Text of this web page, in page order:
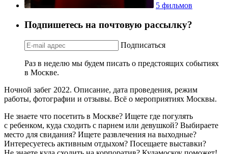
5 фильмов
Подпишетесь на почтовую рассылку?
Подписаться
Раз в неделю мы будем писать о предстоящих событиях
в Москве.
Ночной забег 2022. Описание, дата проведения, режим
работы, фотографии и отзывы. Всё о мероприятиях Москвы.
Не знаете что посетить в Москве? Ищете где погулять
с ребенком, куда сходить с парнем или девушкой? Выбираете
место для свидания? Ищете развлечения на выходные?
Интересуетесь активным отдыхом? Посещаете выставки?